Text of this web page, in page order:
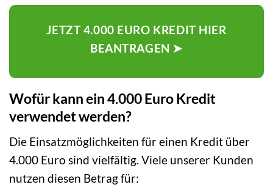
JETZT 4.000 EURO KREDIT HIER
BEANTRAGEN ➤
Wofür kann ein 4.000 Euro Kredit
verwendet werden?
Die Einsatzmöglichkeiten für einen Kredit über
4.000 Euro sind vielfältig. Viele unserer Kunden
nutzen diesen Betrag für: